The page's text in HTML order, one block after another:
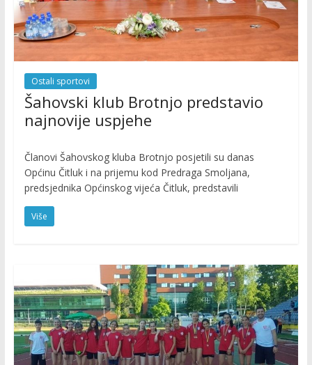
Ostali sportovi
Šahovski klub Brotnjo predstavio
najnovije uspjehe
Članovi Šahovskog kluba Brotnjo posjetili su danas
Općinu Čitluk i na prijemu kod Predraga Smoljana,
predsjednika Općinskog vijeća Čitluk, predstavili
Više